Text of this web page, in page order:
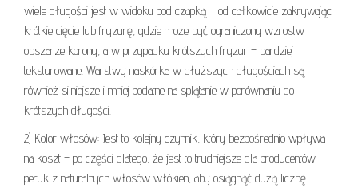
wiele długości jest w widoku pod czapką – od całkowicie zakrywając
krótkie cięcie lub fryzurę, gdzie może być ograniczony wzrostw
obszarze korony, a w przypadku krótszych fryzur – bardziej
teksturowane. Warstwy naskórka w dłuższych długościach są
również silniejsze i mniej podatne na splątanie w porównaniu do
krótszych długości.
2) Kolor włosów: Jest to kolejny czynnik, który bezpośrednio wpływa
na koszt – po części dlatego, że jest to trudniejsze dla producentów
peruk z naturalnych włosów włókien, aby osiągnąć dużą liczbę